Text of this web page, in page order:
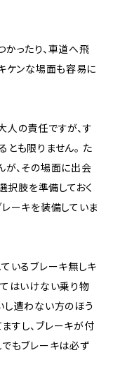
ったり、車道へ飛
ケンな場面も容易に
人の責任ですが、す
も限りません。 た
が、その場面に出会
択肢を準備しておく
ーキを装備していま
いるブレーキ無しキ
はいけない乗り物
し遭わない方のほう
すし、ブレーキが付
もブレーキは必ず